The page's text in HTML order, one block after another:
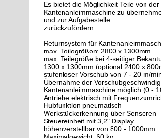
Es bietet die Möglichkeit Teile von der
Kantenanleimmaschine zu
und zur Aufgabestelle
zurückzufördern.
Returnsystem für
max. Teilegrößen: 2800 x 1300mm
max. Teilegröße bei 4-seitiger
1300 x 1300mm (optional 2400 x
stufenloser Vorschub von 7 - 20 m/
Übernahme der
Kantenanleimmaschine möglich (0 -
Antriebe elektrisch mit
Hubfunktion pneumatisch
Werkstückerkennung über Sensoren
Steuereinheit mit 3,2" Display
höhenverstellbar von 800 - 1000mm